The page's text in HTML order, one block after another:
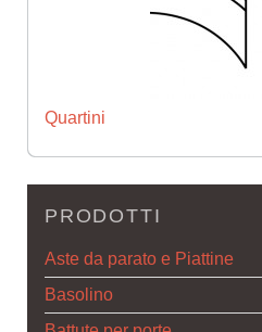
Quartini
PRODOTTI
Aste da parato e Piattine
Basolino